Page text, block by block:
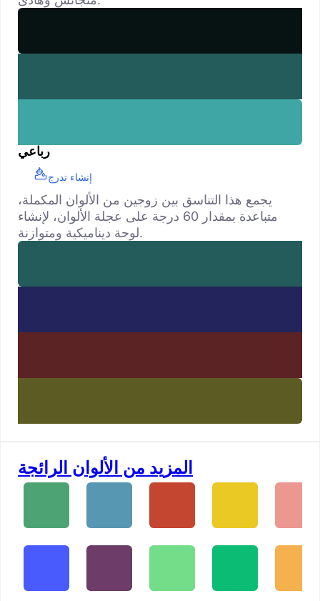
رباعي
إنشاء تدرج
يجمع هذا التناسق بين زوجين من الألوان المكملة،
متباعدة بمقدار 60 درجة على عجلة الألوان، لإنشاء
لوحة ديناميكية ومتوازنة.
المزيد من الألوان الرائجة